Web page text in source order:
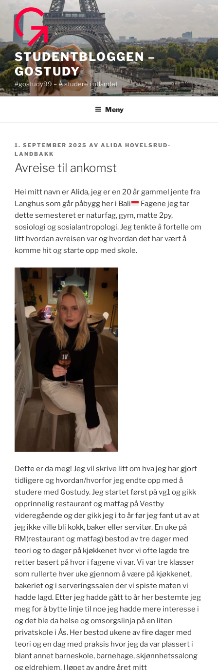
innhold
STUDENTBLOGGEN –
GOSTUDY
#gostudy99 – Å studere i utlandet
Meny
PUBLISERT
1. SEPTEMBER 2025 AV ALIDA HOVELSRUD-
LANDBAKK
Avreise til ankomst
Hei mitt navn er Alida, jeg er en 20 år gammel jente fra
Langhus som går påbygg her i Bali
Fagene jeg tar
dette semesteret er naturfag, gym, matte 2py,
sosiologi og sosialantropologi. Jeg tenkte å fortelle om
litt hvordan avreisen var og hvordan det har vært å
komme hit og starte opp med skole.
Dette er da meg! Jeg vil skrive litt om hva jeg har gjort
tidligere og hvordan/hvorfor jeg endte opp med å
studere med Gostudy. Jeg startet først på vg1 og gikk
opprinnelig restaurant og matfag på Vestby
videregående og der gikk jeg i to år før jeg fant ut av at
jeg ikke ville bli kokk, baker eller servitør. En uke på
RM(restaurant og matfag) bestod av tre dager med
teori og to dager på kjøkkenet hvor vi ofte lagde tre
retter basert på hvor i fagene vi var. Vi var tre klasser
som rullerte hver uke gjennom å være på kjøkkenet,
bakeriet og i serveringssalen der vi spiste maten vi
hadde lagd. Etter jeg hadde gått to år her bestemte jeg
meg for å bytte linje til noe jeg hadde mere interesse i
og det ble da helse og omsorgslinja på en liten
privatskole i Ås. Her bestod ukene av fire dager med
teori og en dag med praksis hvor jeg da var plassert i
blant annet barneskole, barnehage, skjønnhetssalong
og eldrehjem. I løpet av andre året mitt